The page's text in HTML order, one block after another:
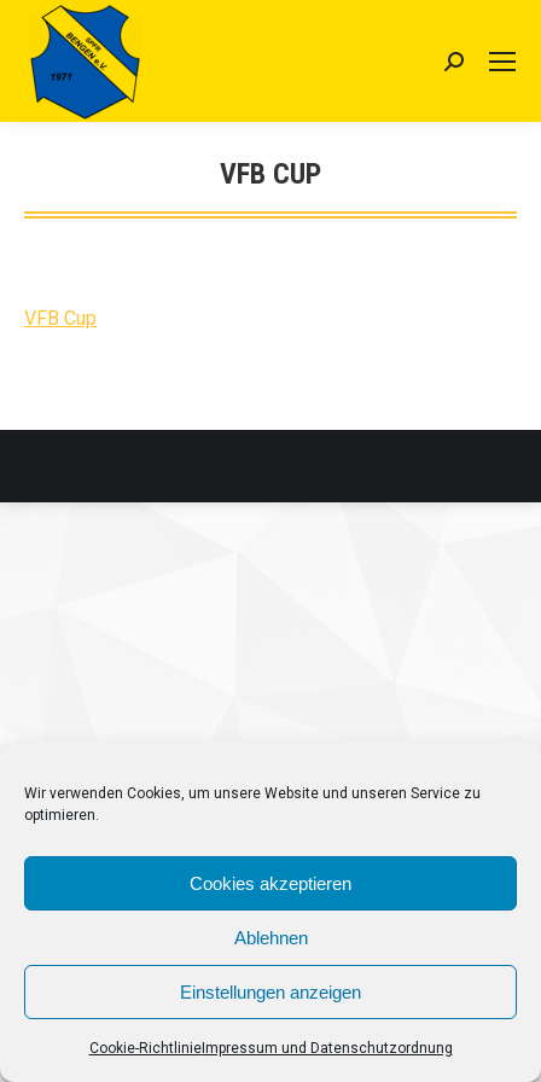
Wir verwenden Cookies, um unsere Website und unseren Service zu
optimieren.
Cookies akzeptieren
Ablehnen
Einstellungen anzeigen
Cookie-RichtlinieImpressum und Datenschutzordnung
Search:
VFB CUP
Sie befinden sich hier:
VFB Cup